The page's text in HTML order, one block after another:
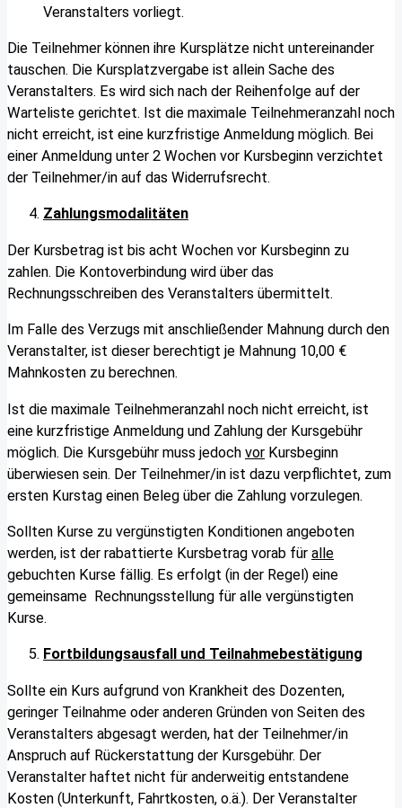
Veranstalters vorliegt.
Die Teilnehmer können ihre Kursplätze nicht untereinander
tauschen. Die Kursplatzvergabe ist allein Sache des
Veranstalters. Es wird sich nach der Reihenfolge auf der
Warteliste gerichtet. Ist die maximale Teilnehmeranzahl noch
nicht erreicht, ist eine kurzfristige Anmeldung möglich. Bei
einer Anmeldung unter 2 Wochen vor Kursbeginn verzichtet
der Teilnehmer/in auf das Widerrufsrecht.
Zahlungsmodalitäten
Der Kursbetrag ist bis acht Wochen vor Kursbeginn zu
zahlen. Die Kontoverbindung wird über das
Rechnungsschreiben des Veranstalters übermittelt.
Im Falle des Verzugs mit anschließender Mahnung durch den
Veranstalter, ist dieser berechtigt je Mahnung 10,00 €
Mahnkosten zu berechnen.
Ist die maximale Teilnehmeranzahl noch nicht erreicht, ist
eine kurzfristige Anmeldung und Zahlung der Kursgebühr
möglich. Die Kursgebühr muss jedoch vor Kursbeginn
überwiesen sein. Der Teilnehmer/in ist dazu verpflichtet, zum
ersten Kurstag einen Beleg über die Zahlung vorzulegen.
Sollten Kurse zu vergünstigten Konditionen angeboten
werden, ist der rabattierte Kursbetrag vorab für alle
gebuchten Kurse fällig. Es erfolgt (in der Regel) eine
gemeinsame Rechnungsstellung für alle vergünstigten
Kurse.
Fortbildungsausfall und Teilnahmebestätigung
Sollte ein Kurs aufgrund von Krankheit des Dozenten,
geringer Teilnahme oder anderen Gründen von Seiten des
Veranstalters abgesagt werden, hat der Teilnehmer/in
Anspruch auf Rückerstattung der Kursgebühr. Der
Veranstalter haftet nicht für anderweitig entstandene
Kosten (Unterkunft, Fahrtkosten, o.ä.). Der Veranstalter